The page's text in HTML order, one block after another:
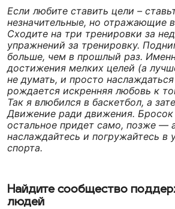
Если любите ставить цели –
незначительные, но отражающие
Сходите на три тренировки за
упражнений за тренировку.
больше, чем в прошлый раз.
достижения мелких целей (а
не думать, и просто
рождается искренняя любовь к
Так я влюбился в баскетбол, а
Движение ради движения. Бросок
остальное придет само, позже —
наслаждайтесь и погружайтесь в
спорта.
Найдите сообщество
людей